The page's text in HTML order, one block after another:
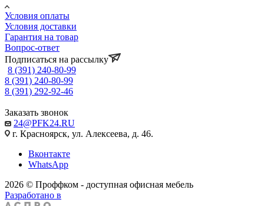
Условия оплаты
Условия доставки
Гарантия на товар
Вопрос-ответ
Подписаться на рассылку
8 (391) 240-80-99
8 (391) 240-80-99
8 (391) 292-92-46
Заказать звонок
24@PFK24.RU
г. Красноярск, ул. Алексеева, д. 46.
Вконтакте
WhatsApp
2026 © Проффком - доступная офисная мебель
Разработано в